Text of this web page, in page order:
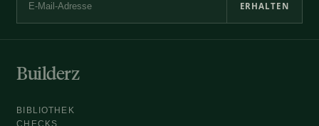
E-Mail-Adresse
ERHALTEN
Builderz
BIBLIOTHEK
CHECKS